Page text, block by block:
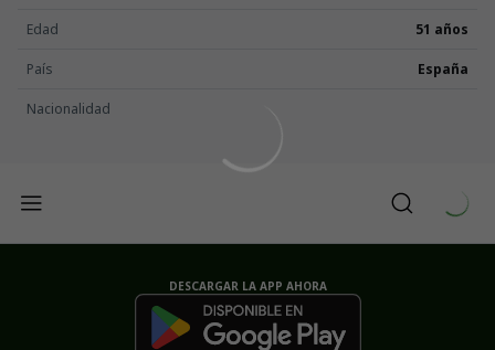
Edad 51 años
País España
Nacionalidad
DESCARGAR LA APP AHORA